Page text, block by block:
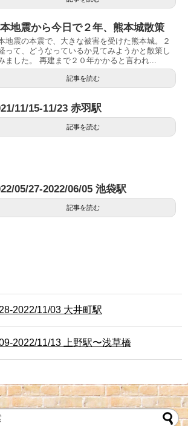
地震から今日で２年、熊本城散策
地震の本震で、大きな被害を受けた熊本城。２
って、どうなっているか見てみようかと散策し
ました。 再建まで２０年かかると言われ...
記事を読む
11/15-11/23 赤羽駅
記事を読む
05/27-2022/06/05 池袋駅
記事を読む
2022/11/03 大井町駅
2022/11/13 上野駅〜浅草橋